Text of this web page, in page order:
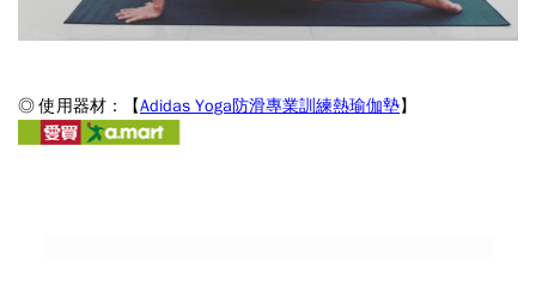
◎ 使用器材：【Adidas Yoga防滑專業訓練熱瑜伽墊】